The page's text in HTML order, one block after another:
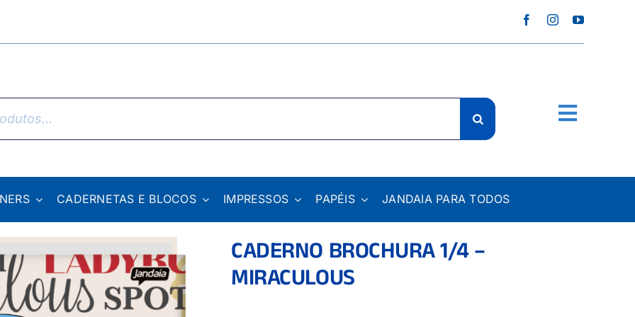
CADERNETAS E BLOCOS IMPRESSOS PAPÉIS JANDAIA PARA TODOS
CADERNO BROCHURA 1/4 –
MIRACULOUS